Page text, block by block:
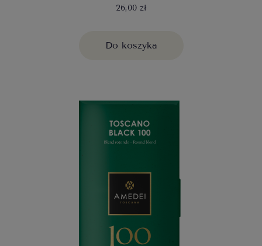
26,00 zł
Do koszyka